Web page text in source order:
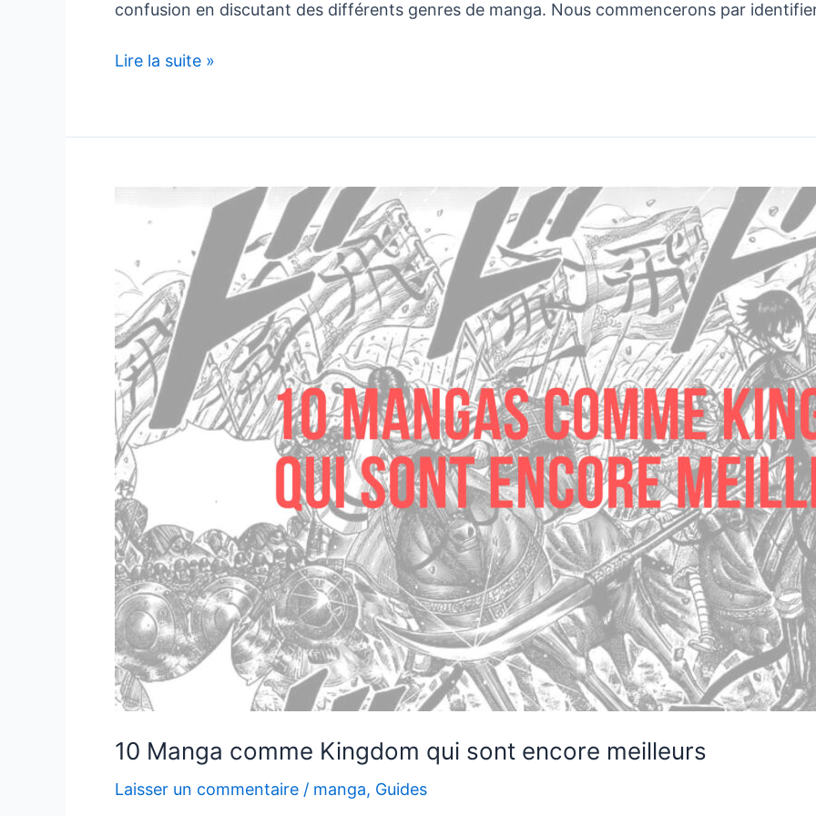
confusion en discutant des différents genres de manga. Nous commencerons par
Les
types
catégories
dont
3
étonnamment
étranges
Lire la suite »
10 Manga comme Kingdom qui sont encore meilleurs
Laisser un commentaire / manga, Guides